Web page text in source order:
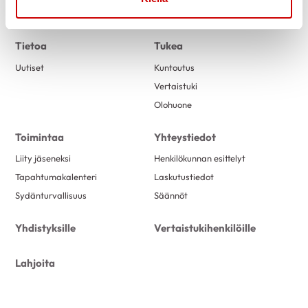
Tietoa
Uutiset
Tukea
Kuntoutus
Vertaistuki
Olohuone
Toimintaa
Liity jäseneksi
Tapahtumakalenteri
Sydänturvallisuus
Yhteystiedot
Henkilökunnan esittelyt
Laskutustiedot
Säännöt
Yhdistyksille Vertaistukihenkilöille
Lahjoita